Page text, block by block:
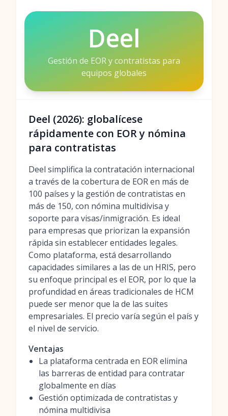
Deel
Gestión de EOR y contratistas para
equipos globales
Deel (2026): globalícese
rápidamente con EOR y nómina
para contratistas
Deel simplifica la contratación internacional
a través de la cobertura de EOR en más de
100 países y la gestión de contratistas en
más de 150, con nómina multidivisa y
soporte para visas/inmigración. Es ideal
para empresas que priorizan la expansión
rápida sin establecer entidades legales.
Como plataforma, está desarrollando
capacidades similares a las de un HRIS, pero
su enfoque principal es el EOR, por lo que la
profundidad en áreas tradicionales de HCM
puede ser menor que la de las suites
empresariales. El precio varía según el país y
el nivel de servicio.
Ventajas
La plataforma centrada en EOR elimina
las barreras de entidad para contratar
globalmente en días
Gestión optimizada de contratistas y
nómina multidivisa